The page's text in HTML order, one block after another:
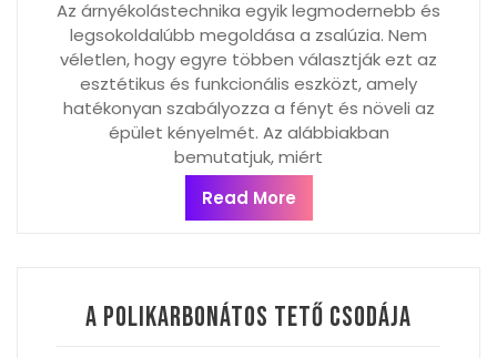
Az árnyékolástechnika egyik legmodernebb és
legsokoldalúbb megoldása a zsalúzia. Nem
véletlen, hogy egyre többen választják ezt az
esztétikus és funkcionális eszközt, amely
hatékonyan szabályozza a fényt és növeli az
épület kényelmét. Az alábbiakban
bemutatjuk, miért
Read More
A polikarbonátos tető csodája